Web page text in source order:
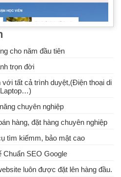
cho năm đầu tiên
trọn đời
tất cả trình duyệt,(Điện thoại di
chuyên nghiệp
hàng, đặt hàng chuyên nghiệp
tìm kiếmm, bảo mật cao
SEO Google
luôn được đặt lên hàng đầu.